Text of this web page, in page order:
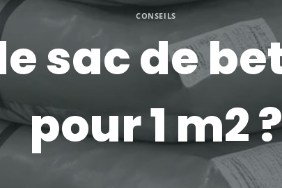
CONSEILS
sac de
pour 1 m2 ?